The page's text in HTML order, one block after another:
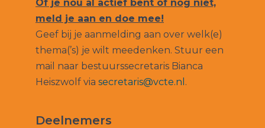
Of je nou al actief bent of nog niet,
meld je aan en doe mee!
Geef bij je aanmelding aan over welk(e)
thema(’s) je wilt meedenken. Stuur een
mail naar bestuurssecretaris Bianca
Heiszwolf via secretaris@vcte.nl .
Deelnemers